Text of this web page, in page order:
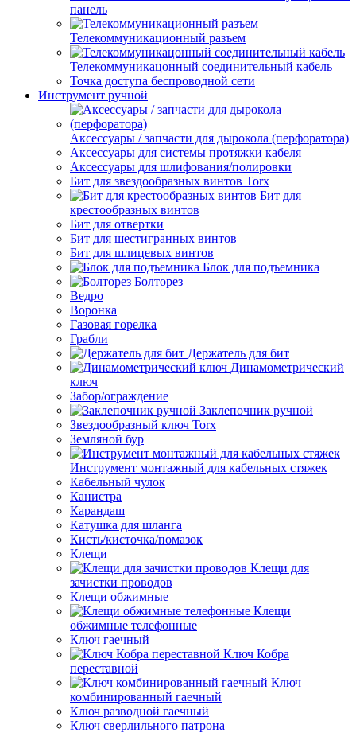
панель
Телекоммуникационный разъем
Телекоммуникацонный соединительный кабель
Точка доступа беспроводной сети
Инструмент ручной
Аксессуары / запчасти для дырокола (перфоратора)
Аксессуары для системы протяжки кабеля
Аксессуары для шлифования/полировки
Бит для звездообразных винтов Torx
Бит для
крестообразных винтов
Бит для отвертки
Бит для шестигранных винтов
Бит для шлицевых винтов
Блок для подъемника
Болторез
Ведро
Воронка
Газовая горелка
Грабли
Держатель для бит
Динамометрический
ключ
Забор/ограждение
Заклепочник ручной
Звездообразный ключ Torx
Земляной бур
Инструмент монтажный для кабельных стяжек
Кабельный чулок
Канистра
Карандаш
Катушка для шланга
Кисть/кисточка/помазок
Клещи
Клещи для
зачистки проводов
Клещи обжимные
Клещи
обжимные телефонные
Ключ гаечный
Ключ Кобра
переставной
Ключ
комбинированный гаечный
Ключ разводной гаечный
Ключ сверлильного патрона